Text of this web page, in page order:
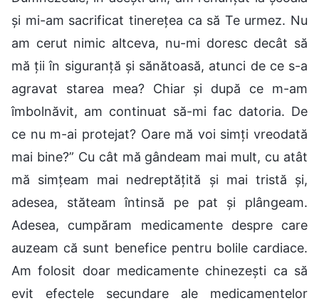
și mi-am sacrificat tinerețea ca să Te urmez. Nu
am cerut nimic altceva, nu-mi doresc decât să
mă ții în siguranță și sănătoasă, atunci de ce s-a
agravat starea mea? Chiar și după ce m-am
îmbolnăvit, am continuat să-mi fac datoria. De
ce nu m-ai protejat? Oare mă voi simți vreodată
mai bine?” Cu cât mă gândeam mai mult, cu atât
mă simțeam mai nedreptățită și mai tristă și,
adesea, stăteam întinsă pe pat și plângeam.
Adesea, cumpăram medicamente despre care
auzeam că sunt benefice pentru bolile cardiace.
Am folosit doar medicamente chinezești ca să
evit efectele secundare ale medicamentelor